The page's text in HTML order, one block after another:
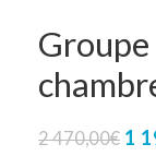
2 470,00€ 1